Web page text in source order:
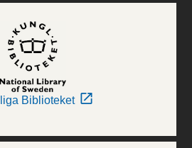
Biblioteket